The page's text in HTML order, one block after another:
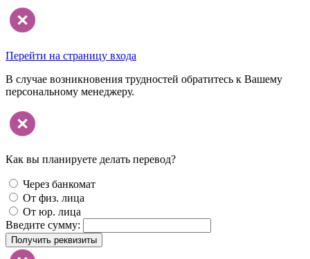
Перейти на страницу входа
В случае возникновения трудностей обратитесь к Вашему
персональному менеджеру.
Как вы планируете делать перевод?
Через банкомат
От физ. лица
От юр. лица
Введите сумму:
Получить реквизиты